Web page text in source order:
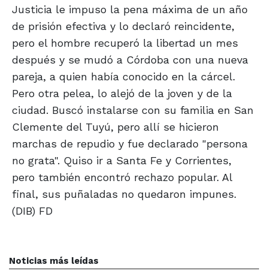
Justicia le impuso la pena máxima de un año
de prisión efectiva y lo declaró reincidente,
pero el hombre recuperó la libertad un mes
después y se mudó a Córdoba con una nueva
pareja, a quien había conocido en la cárcel.
Pero otra pelea, lo alejó de la joven y de la
ciudad. Buscó instalarse con su familia en San
Clemente del Tuyú, pero allí se hicieron
marchas de repudio y fue declarado "persona
no grata". Quiso ir a Santa Fe y Corrientes,
pero también encontró rechazo popular. Al
final, sus puñaladas no quedaron impunes.
(DIB) FD
Noticias más leídas